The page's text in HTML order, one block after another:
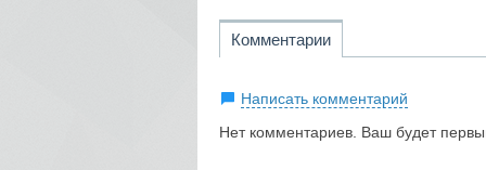
Комментарии
Написать комментарий
Нет комментариев. Ваш будет